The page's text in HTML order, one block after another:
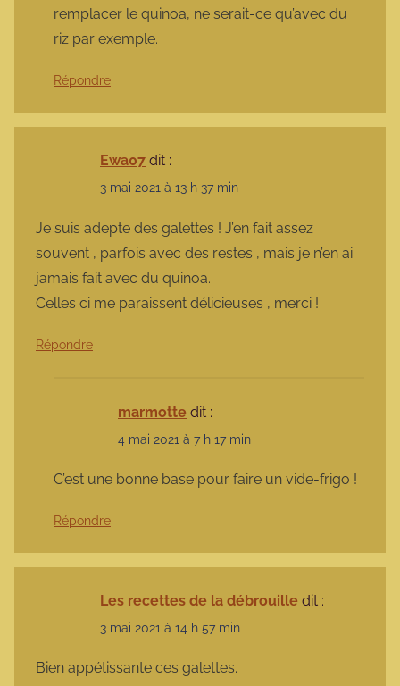
remplacer le quinoa, ne serait-ce qu’avec du
riz par exemple.
Répondre
Ewa07 dit :
3 mai 2021 à 13 h 37 min
Je suis adepte des galettes ! J’en fait assez
souvent , parfois avec des restes , mais je n’en ai
jamais fait avec du quinoa.
Celles ci me paraissent délicieuses , merci !
Répondre
marmotte dit :
4 mai 2021 à 7 h 17 min
C’est une bonne base pour faire un vide-frigo !
Répondre
Les recettes de la débrouille dit :
3 mai 2021 à 14 h 57 min
Bien appétissante ces galettes.